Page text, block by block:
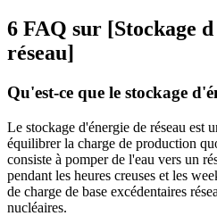
6 FAQ sur [Stockage
réseau]
Qu'est-ce que le stockage
Le stockage d'énergie de réseau est
équilibrer la charge de production
consiste à pomper de l'eau vers un
pendant les heures creuses et les
de charge de base excédentaires
nucléaires.